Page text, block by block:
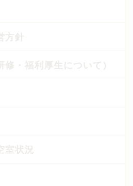
針
・福利厚生について）
状況